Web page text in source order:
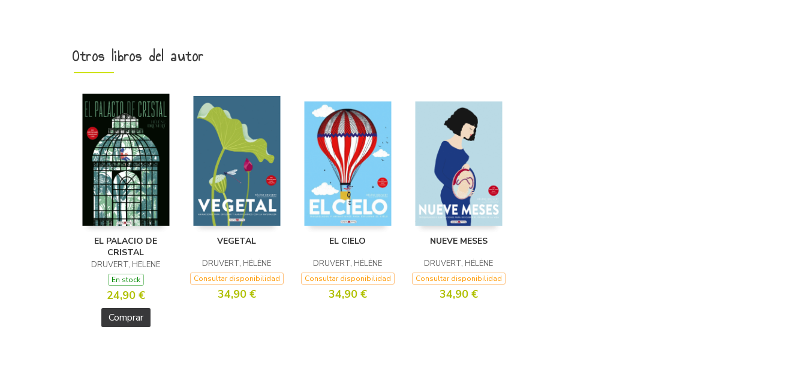
Otros libros del autor
EL PALACIO DE
CRISTAL
DRUVERT, HELENE
En stock
24,90 €
Comprar
VEGETAL
DRUVERT, HÉLÈNE
Consultar disponibilidad
34,90 €
EL CIELO
DRUVERT, HÉLÈNE
Consultar disponibilidad
34,90 €
NUEVE MESES
DRUVERT, HÉLÈNE
Consultar disponibilidad
34,90 €